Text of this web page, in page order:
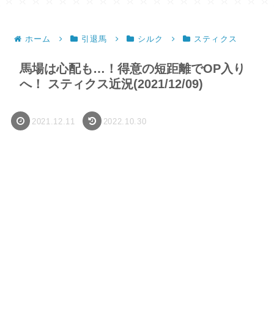
ホーム 引退馬 シルク スティクス
馬場は心配も…！得意の短距離でOP入り
へ！ スティクス近況(2021/12/09)
2021.12.11 2022.10.30